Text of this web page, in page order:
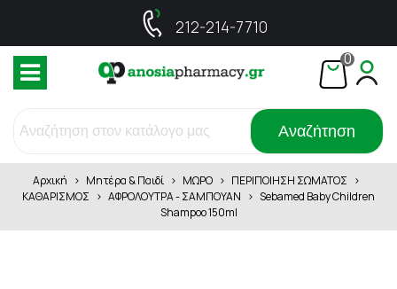
212-214-7710
0
Αναζήτηση
Αρχική > Μητέρα & Παιδί > ΜΩΡΟ > ΠΕΡΙΠΟΙΗΣΗ ΣΩΜΑΤΟΣ >
ΚΑΘΑΡΙΣΜΟΣ > ΑΦΡΟΛΟΥΤΡΑ - ΣΑΜΠΟΥΑΝ > Sebamed Baby Children
Shampoo 150ml